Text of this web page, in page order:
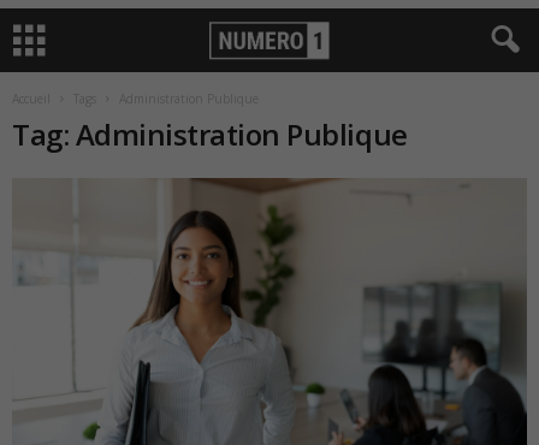
Tags Administration Publique
Tag: Administration Publique